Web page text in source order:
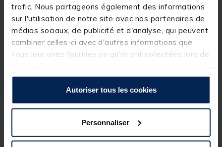
trafic. Nous partageons également des informations
sur l'utilisation de notre site avec nos partenaires de
médias sociaux, de publicité et d'analyse, qui peuvent
combiner celles-ci avec d'autres informations que
vous leur avez fournies ou qu'ils ont collectées lors de
Autoriser tous les cookies
Personnaliser
La canne JMC Passion G2est la digne héritière de la
Passion qui, a équipé des milliers de pêcheurs à la
mouche durant ces 5 belles années d’existence.
Cette nouvelle version se veut plus moderne, tout en
conservant l’ADN des cannes Passion, qui se sont
toujours démarquées par un rapport qualité/prix
exceptionnel. Cette gamme se compose de 4
permet de balayer toutes les techniques de pêche en
rivière et d’accompagner les pêcheurs débutants
comme les pêcheurs expérimentés.